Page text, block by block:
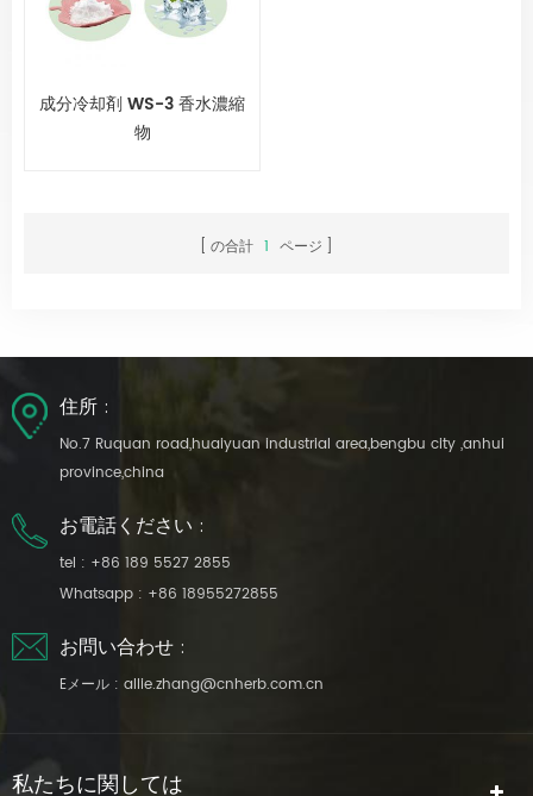
成分冷却剤 WS-3 香水濃縮
物
の合計 1 ページ
住所 :
No.7 Ruquan road,huaiyuan industrial area,bengbu city ,anhui
province,china
お電話ください :
tel : +86 189 5527 2855
Whatsapp : +86 18955272855
お問い合わせ :
Eメール : allie.zhang@cnherb.com.cn
私たちに関しては